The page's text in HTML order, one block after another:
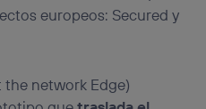
europeos: Secured y
the network Edge)